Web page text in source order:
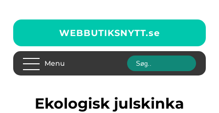
WEBBUTIKSNYTT.se
Menu
ekologisk julskinka